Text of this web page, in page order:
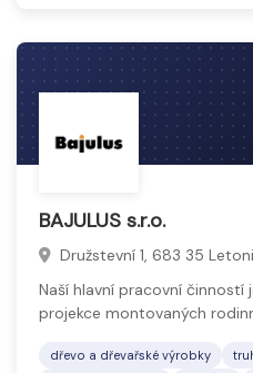
BAJULUS s.r.o.
Družstevní 1, 683 35
Naší hlavní pracovní činností
projekce montovaných
dřevo a dřevařské výrobky